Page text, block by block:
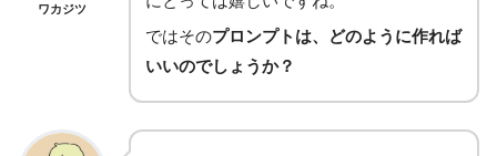
ワカジツ
ではそのプロンプトは、どのように作れば
いいのでしょうか？